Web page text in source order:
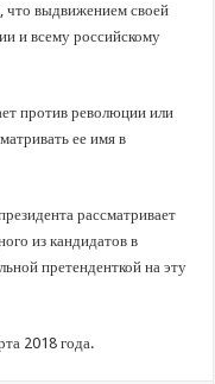
что выдвижением своей
и всему российскому
против революции или
ее имя в
рассматривает
из кандидатов в
претенденткой на эту
2018 года.